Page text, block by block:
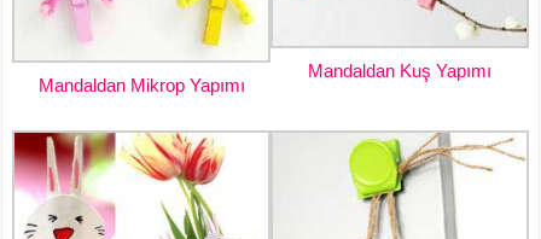
Mandaldan Mikrop Yapımı
Mandaldan Kuş Yapımı